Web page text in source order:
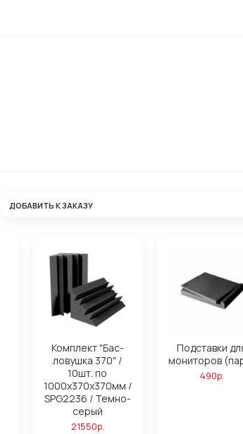
ДОБАВИТЬ К ЗАКАЗУ
Комплект "Бас-
ловушка 370" /
10шт. по
1000х370х370мм /
SPG2236 / Темно-
серый
21550р.
Подставки
мониторов
490р.